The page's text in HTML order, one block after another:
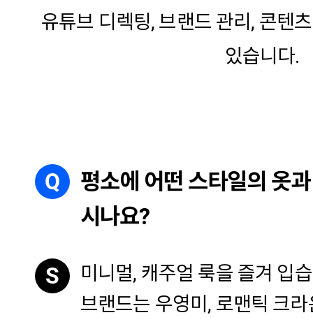
유튜브 디렉팅, 브랜드 관리, 콘텐
있습니다.
Q
평소에 어떤 스타일의 옷
시나요?
S
미니멀, 캐주얼 룩을 즐겨 입
브랜드는 우영미, 로맨틱 크